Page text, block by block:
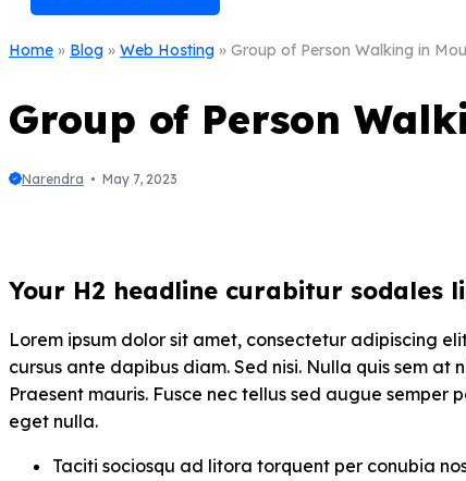
Home » Blog » Web Hosting » Group of Person Walking in
Group of Person
Narendra May 7, 2023
Your H2 headline curabitur sodales
Lorem ipsum dolor sit amet, consectetur adipiscing
cursus ante dapibus diam. Sed nisi. Nulla quis sem at
Praesent mauris. Fusce nec tellus sed augue semper
eget nulla.
Taciti sociosqu ad litora torquent per conubia